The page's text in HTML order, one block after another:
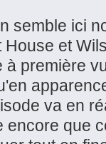
semble ici
et
à première
va en
encore que